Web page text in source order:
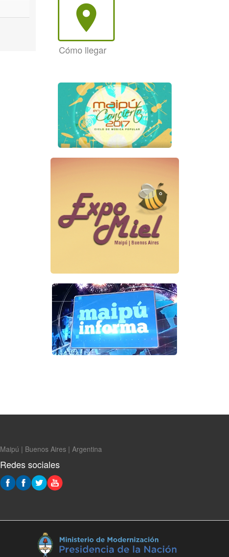
room
Cómo llegar
Maipú | Buenos Aires | Argentina
Redes sociales